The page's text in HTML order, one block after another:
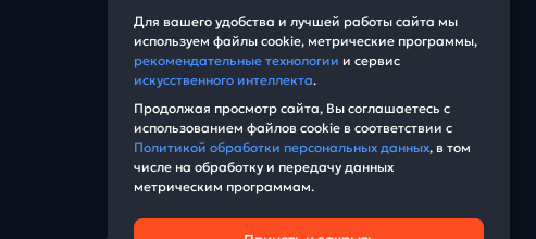
Для вашего удобства и лучшей работы сайта мы
используем файлы cookie, метрические программы,
рекомендательные технологии и сервис
искусственного интеллекта.
Продолжая просмотр сайта, Вы соглашаетесь с
использованием файлов cookie в соответствии с
Политикой обработки персональных данных, в том
числе на обработку и передачу данных
метрическим программам.